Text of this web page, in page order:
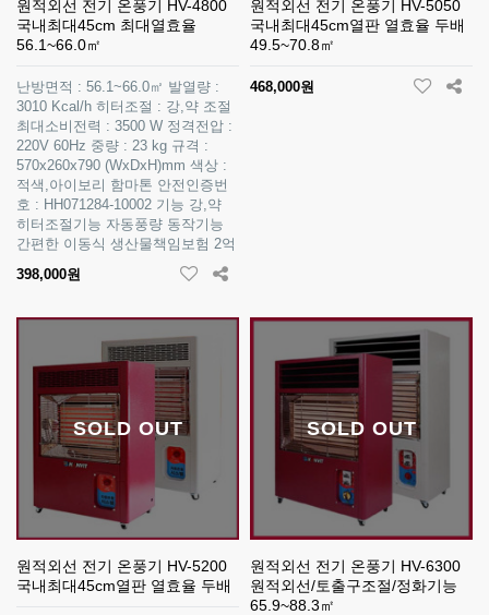
원적외선 전기 온풍기 HV-4800
국내최대45cm 최대열효율
56.1~66.0㎡
난방면적 : 56.1~66.0㎡ 발열량 :
3010 Kcal/h 히터조절 : 강,약 조절
최대소비전력 : 3500 W 정격전압 :
220V 60Hz 중량 : 23 kg 규격 :
570x260x790 (WxDxH)mm 색상 :
적색,아이보리 함마톤 안전인증번
호 : HH071284-10002 기능 강,약
히터조절기능 자동풍량 동작기능
간편한 이동식 생산물책임보험 2억
398,000원
원적외선 전기 온풍기 HV-5050
국내최대45cm열판 열효율 두배
49.5~70.8㎡
468,000원
SOLD OUT
원적외선 전기 온풍기 HV-5200
국내최대45cm열판 열효율 두배
SOLD OUT
원적외선 전기 온풍기 HV-6300
원적외선/토출구조절/정화기능
65.9~88.3㎡